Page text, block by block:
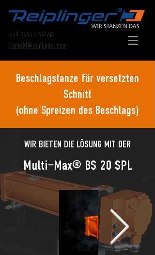
+49 3464 / 54160
kontakt@reiplinger.com
Beschlagstanze für versetzten
Schnitt
(ohne Spreizen des Beschlags)
WIR BIETEN DIE LÖSUNG MIT DER
Multi‒Max® BS 20 SPL